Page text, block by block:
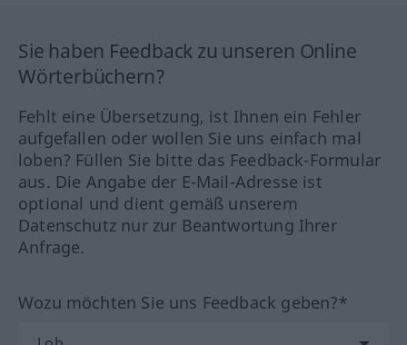
Sie haben Feedback zu unseren Online
Wörterbüchern?
Fehlt eine Übersetzung, ist Ihnen ein Fehler
aufgefallen oder wollen Sie uns einfach mal
loben? Füllen Sie bitte das Feedback-Formular
aus. Die Angabe der E-Mail-Adresse ist
optional und dient gemäß unserem
Datenschutz nur zur Beantwortung Ihrer
Anfrage.
Wozu möchten Sie uns Feedback geben?*